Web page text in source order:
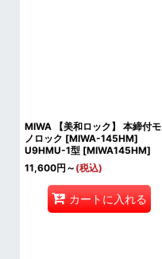
MIWA 【美和ロック】 本締付モ
ノロック [MIWA-145HM]
U9HMU-1型 [MIWA145HM]
11,600円 ～ (税込)
カートに入れる